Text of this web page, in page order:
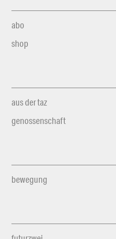
abo
shop
aus der taz
genossenschaft
bewegung